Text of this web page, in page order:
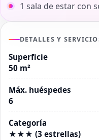
1 sala de estar con
DETALLES Y
Superficie
50 m²
Máx. huéspedes
6
Categoría
★★★ (3 estrellas)